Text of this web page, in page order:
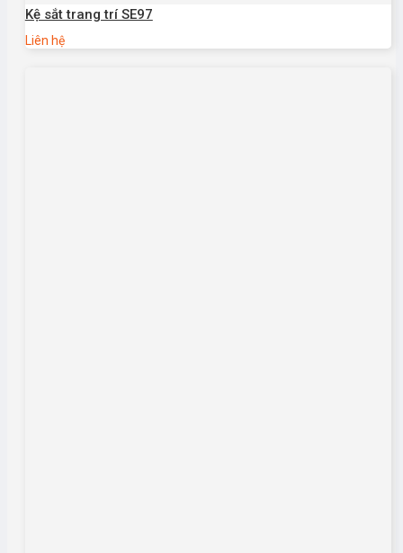
Kệ sắt trang trí SE97
Liên hệ